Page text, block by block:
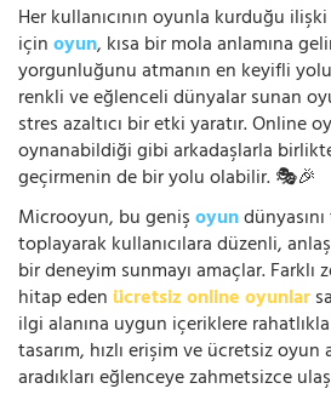
Her kullanıcının oyunla kurduğu ilişki
içinoyun, kısa bir mola anlamına
yorgunluğunu atmanın en keyifli
renkli ve eğlenceli dünyalar sunan
stres azaltıcı bir etki yaratır. Online
oynanabildiği gibi arkadaşlarla
geçirmenin de bir yolu olabilir. 🎭🎉
Microoyun, bu genişoyun
toplayarak kullanıcılara düzenli,
bir deneyim sunmayı amaçlar. Farklı
hitap eden ücretsiz online oyunlar
ilgi alanına uygun içeriklere
tasarım, hızlı erişim ve ücretsiz oyun
aradıkları eğlenceye zahmetsizce